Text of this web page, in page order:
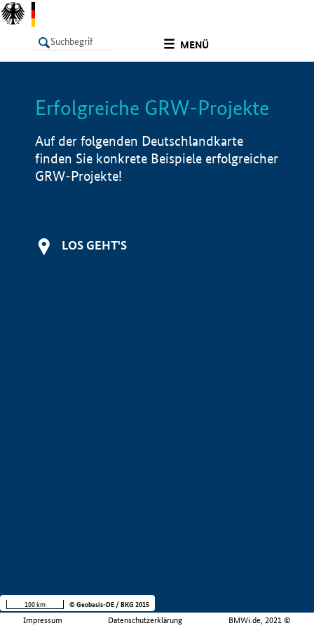
MENÜ
LISTE Info
Erfolgreiche GRW-Projekte
Auf der folgenden Deutschlandkarte
finden Sie konkrete Beispiele erfolgreicher
GRW-Projekte!
LOS GEHT'S
Impressum Datenschutzerklärung BMWi.de, 2021 ©
100 km © Geobasis-DE / BKG 2015